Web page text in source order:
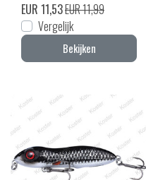
EUR 11,53EUR 11,99
Vergelijk
Bekijken